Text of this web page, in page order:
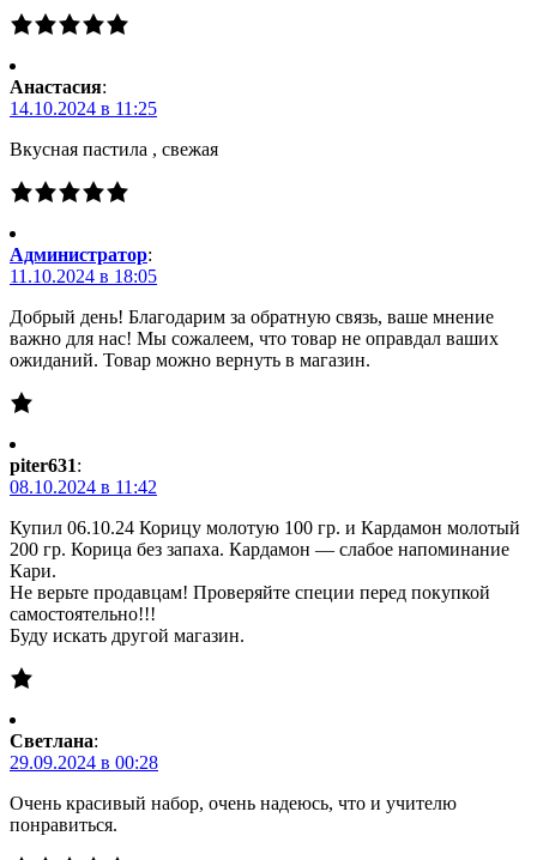
Анастасия:
14.10.2024 в 11:25
Вкусная пастила , свежая
Администратор:
11.10.2024 в 18:05
Добрый день! Благодарим за обратную связь, ваше мнение
важно для нас! Мы сожалеем, что товар не оправдал ваших
ожиданий. Товар можно вернуть в магазин.
piter631:
08.10.2024 в 11:42
Купил 06.10.24 Корицу молотую 100 гр. и Кардамон молотый
200 гр. Корица без запаха. Кардамон — слабое напоминание
Кари.
Не верьте продавцам! Проверяйте специи перед покупкой
самостоятельно!!!
Буду искать другой магазин.
Светлана:
29.09.2024 в 00:28
Очень красивый набор, очень надеюсь, что и учителю
понравиться.